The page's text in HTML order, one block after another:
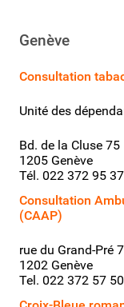
Genève
Consultation
Unité des
Bd. de la Cluse 75
1205 Genève
Tél. 022 372 95
Consultation
(CAAP)
rue du Grand-Pré
1202 Genève
Tel. 022 372 57 50